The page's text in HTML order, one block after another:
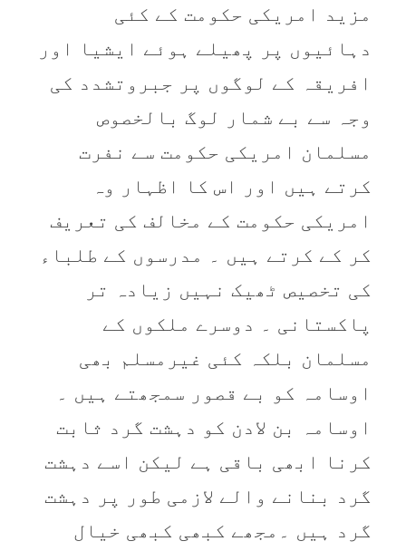
مزید امریکی حکومت کے کئی
دہائیوں پر پھیلے ہوئے ایشیا اور
افریقہ کے لوگوں پر جبروتشدد کی
وجہ سے بے شمار لوگ بالخصوص
مسلمان امریکی حکومت سے نفرت
کرتے ہیں اور اس کا اظہار وہ
امریکی حکومت کے مخالف کی تعریف
کر کے کرتے ہیں ۔ مدرسوں کے طلباء
کی تخصیص ٹھیک نہیں زیادہ تر
پاکستانی ۔ دوسرے ملکوں کے
مسلمان بلکہ کئی غیرمسلم بھی
اوسامہ کو بے قصور سمجھتے ہیں ۔
اوسامہ بن لادن کو دہشت گرد ثابت
کرنا ابھی باقی ہے لیکن اسے دہشت
گرد بنانے والے لازمی طور پر دہشت
گرد ہیں ۔مجھے کبھی کبھی خیال